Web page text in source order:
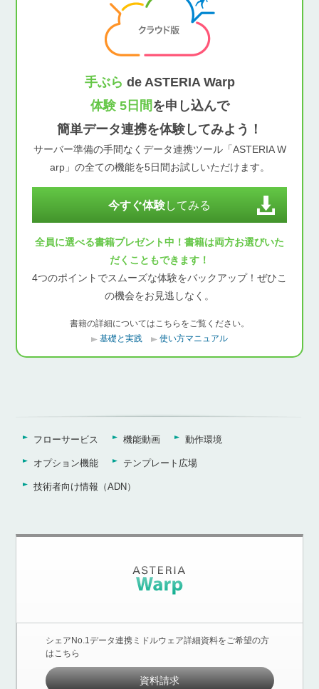
手ぶら de ASTERIA Warp
体験 5日間を申し込んで
簡単データ連携を体験してみよう！
サーバー準備の手間なくデータ連携ツール「ASTERIA W
arp」の全ての機能を5日間お試しいただけます。
今すぐ体験してみる
全員に選べる書籍プレゼント中！書籍は両方お選びいた
だくこともできます！
4つのポイントでスムーズな体験をバックアップ！ぜひこ
の機会をお見逃しなく。
書籍の詳細についてはこちらをご覧ください。
基礎と実践
使い方マニュアル
フローサービス 機能動画 動作環境
オプション機能 テンプレート広場
技術者向け情報（ADN）
シェアNo.1データ連携ミドルウェア詳細資料をご希望の方
はこちら
資料請求